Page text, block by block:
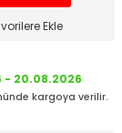
Ekle
- 20.08.2026
kargoya verilir.